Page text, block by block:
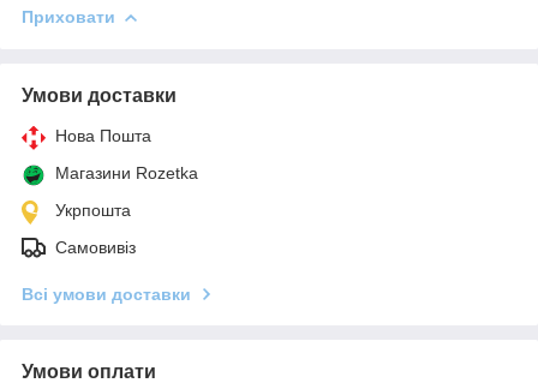
Приховати
Умови доставки
Нова Пошта
Магазини Rozetka
Укрпошта
Самовивіз
Всі умови доставки
Умови оплати